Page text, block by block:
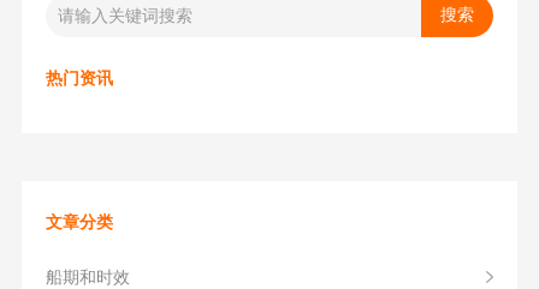
热门资讯
文章分类
船期和时效